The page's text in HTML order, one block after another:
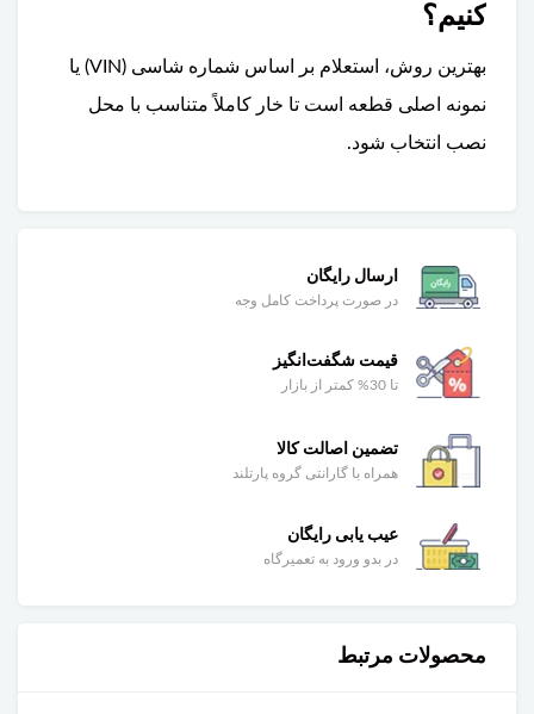
کنیم؟
بهترین روش، استعلام بر اساس شماره شاسی (VIN) یا
نمونه اصلی قطعه است تا خار کاملاً متناسب با محل
نصب انتخاب شود.
ارسال رایگان
در صورت پرداخت کامل وجه
قیمت شگفت‌انگیز
تا 30% کمتر از بازار
تضمین اصالت کالا
همراه با گارانتی گروه پارتلند
عیب یابی رایگان
در بدو ورود به تعمیرگاه
محصولات مرتبط